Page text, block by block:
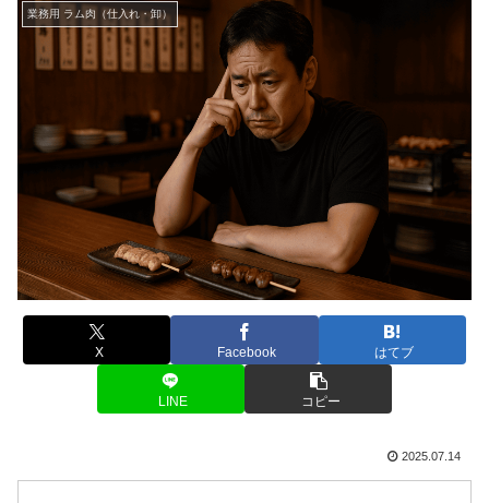
業務用 ラム肉（仕入れ・卸）
X Facebook はてブ
LINE コピー
2025.07.14